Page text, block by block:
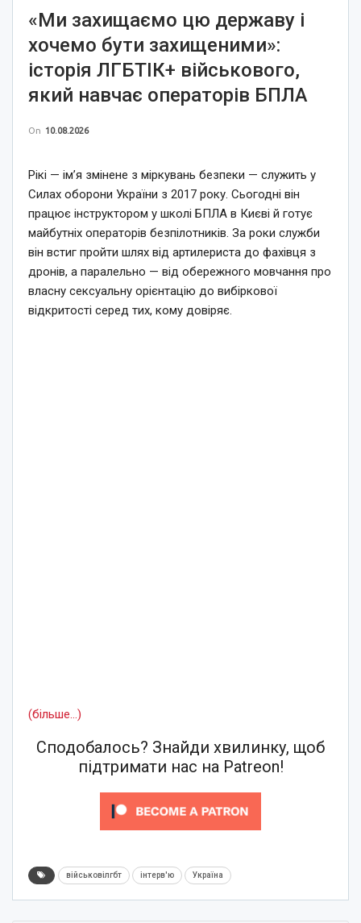
«Ми захищаємо цю державу і
хочемо бути захищеними»:
історія ЛГБТІК+ військового,
який навчає операторів БПЛА
On 10.08.2026
Рікі — ім’я змінене з міркувань безпеки — служить у
Силах оборони України з 2017 року. Сьогодні він
працює інструктором у школі БПЛА в Києві й готує
майбутніх операторів безпілотників. За роки служби
він встиг пройти шлях від артилериста до фахівця з
дронів, а паралельно — від обережного мовчання про
власну сексуальну орієнтацію до вибіркової
відкритості серед тих, кому довіряє.
(більше…)
Сподобалось? Знайди хвилинку, щоб
підтримати нас на Patreon!
військовілгбт інтерв'ю Україна